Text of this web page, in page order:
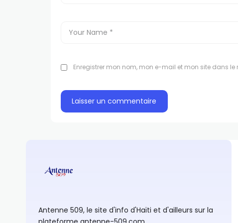
Enregistrer mon nom, mon e-mail et mon site dans
Antenne 509, le site d'info d'Haïti et d'ailleurs sur la